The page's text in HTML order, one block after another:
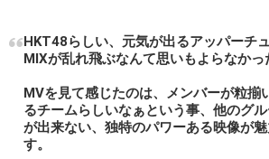
HKT48らしい、元気が出るアッパーチ
MIXが乱れ飛ぶなんて思いもよらなかっ
MVを見て感じたのは、メンバーが粒揃
るチームらしいなぁという事、他のグ
が出来ない、独特のパワーある映像が
す。